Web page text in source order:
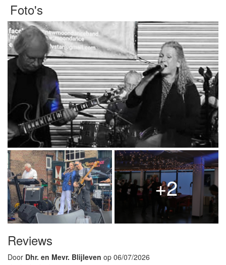
Foto's
+2
Reviews
Door Dhr. en Mevr. Blijleven op 06/07/2026